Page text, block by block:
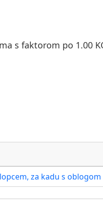
s faktorom po 1.00
za kadu s oblogom